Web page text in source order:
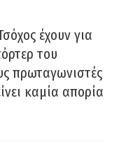
έχουν για
του
πρωταγωνιστές
καμία απορία